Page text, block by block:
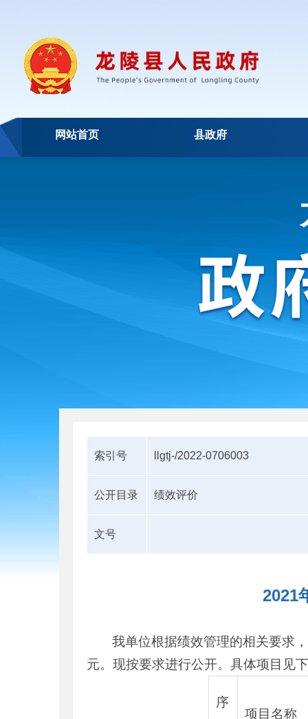
网站首页 县政府
索引号 llgtj-/2022-0706003
公开目录 绩效评价
文号
2021
我单位根据绩效管理的相关要求
元。现按要求进行公开。具体项目见
序
项目名称